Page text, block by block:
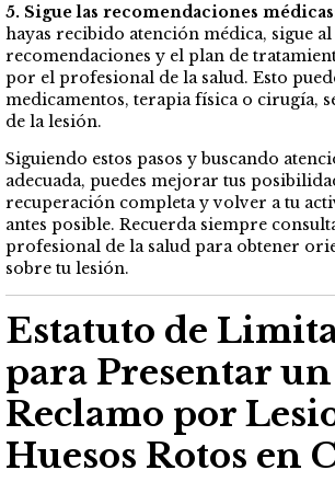
5. Sigue las recomendaciones médicas
hayas recibido atención médica, sigue
recomendaciones y el plan de
por el profesional de la salud. Esto
medicamentos, terapia física o cirugía,
de la lesión.
Siguiendo estos pasos y buscando
adecuada, puedes mejorar tus
recuperación completa y volver a tu
antes posible. Recuerda siempre
profesional de la salud para obtener
sobre tu lesión.
Estatuto de
para Presentar un
Reclamo por
Huesos Rotos en